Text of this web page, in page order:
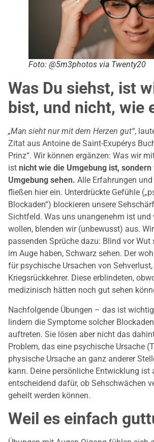
Foto: @5m3photos via Twenty20
Was Du siehst, ist
bist, und nicht, wie
„Man sieht nur mit dem Herzen gut“,
Zitat aus Antoine de Saint-Exupérys
Prinz“. Wir können ergänzen: Was wir
ist nicht wie die Umgebung ist,
Umgebung sehen. Alle Erfahrungen
fließen hier ein. Unterdrückte Gefühle
Blockaden“) blockieren unsere
Sichtfeld. Was uns unangenehm ist und
wollen, blenden wir (unbewusst) aus.
passenden Sprüche dazu: Blind vor Wut
im Auge haben, Schwarz sehen. Der
für psychische Ursachen von
Kriegsrückkehrer. Diese erblindeten,
medizinisch hätten noch gut sehen
Nachfolgende Übungen – das ist
lindern die Symptome solcher
auftreten. Sie lösen aber nicht das
Problem, das eine psychische Ursache
physische Ursache an ganz anderer
kann. Deine persönliche Entwicklung ist
entscheidend dafür, ob Sehschwächen
geheilt werden können.
Weil es einfach